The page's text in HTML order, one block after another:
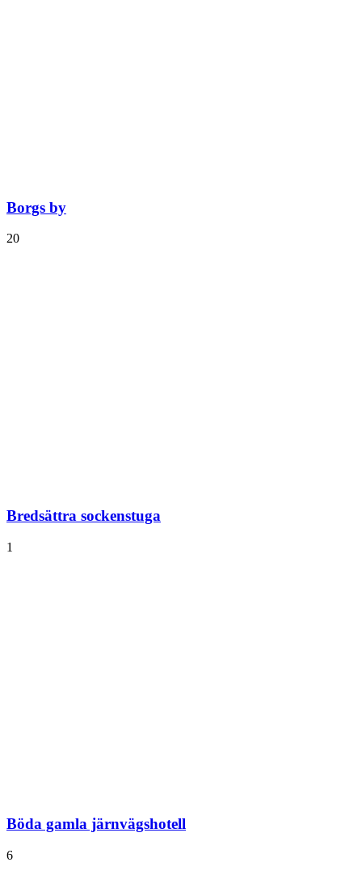
Borgs by
20
Bredsättra sockenstuga
1
Böda gamla järnvägshotell
6